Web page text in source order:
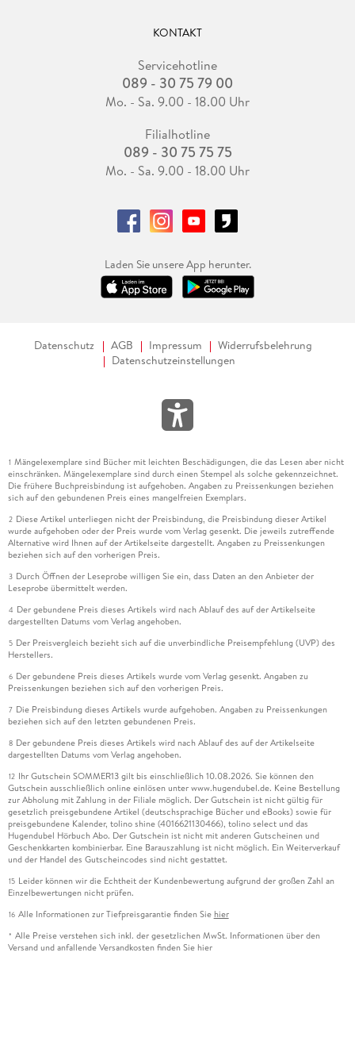
KONTAKT
Servicehotline
089 - 30 75 79 00
Mo. - Sa. 9.00 - 18.00 Uhr
Filialhotline
089 - 30 75 75 75
Mo. - Sa. 9.00 - 18.00 Uhr
Laden Sie unsere App herunter.
Datenschutz AGB Impressum
Widerrufsbelehrung
Datenschutzeinstellungen
1 Mängelexemplare sind Bücher mit leichten Beschädigungen, die das Lesen aber nicht
einschränken. Mängelexemplare sind durch einen Stempel als solche gekennzeichnet.
Die frühere Buchpreisbindung ist aufgehoben. Angaben zu Preissenkungen beziehen
sich auf den gebundenen Preis eines mangelfreien Exemplars.
2 Diese Artikel unterliegen nicht der Preisbindung, die Preisbindung dieser Artikel
wurde aufgehoben oder der Preis wurde vom Verlag gesenkt. Die jeweils zutreffende
Alternative wird Ihnen auf der Artikelseite dargestellt. Angaben zu Preissenkungen
beziehen sich auf den vorherigen Preis.
3 Durch Öffnen der Leseprobe willigen Sie ein, dass Daten an den Anbieter der
Leseprobe übermittelt werden.
4 Der gebundene Preis dieses Artikels wird nach Ablauf des auf der Artikelseite
dargestellten Datums vom Verlag angehoben.
5 Der Preisvergleich bezieht sich auf die unverbindliche Preisempfehlung (UVP) des
Herstellers.
6 Der gebundene Preis dieses Artikels wurde vom Verlag gesenkt. Angaben zu
Preissenkungen beziehen sich auf den vorherigen Preis.
7 Die Preisbindung dieses Artikels wurde aufgehoben. Angaben zu Preissenkungen
beziehen sich auf den letzten gebundenen Preis.
8 Der gebundene Preis dieses Artikels wird nach Ablauf des auf der Artikelseite
dargestellten Datums vom Verlag angehoben.
12 Ihr Gutschein SOMMER13 gilt bis einschließlich 10.08.2026. Sie können den
Gutschein ausschließlich online einlösen unter www.hugendubel.de. Keine Bestellung
zur Abholung mit Zahlung in der Filiale möglich. Der Gutschein ist nicht gültig für
gesetzlich preisgebundene Artikel (deutschsprachige Bücher und eBooks) sowie für
preisgebundene Kalender, tolino shine (4016621130466), tolino select und das
Hugendubel Hörbuch Abo. Der Gutschein ist nicht mit anderen Gutscheinen und
Geschenkkarten kombinierbar. Eine Barauszahlung ist nicht möglich. Ein Weiterverkauf
und der Handel des Gutscheincodes sind nicht gestattet.
15 Leider können wir die Echtheit der Kundenbewertung aufgrund der großen Zahl an
Einzelbewertungen nicht prüfen.
16 Alle Informationen zur Tiefpreisgarantie finden Sie hier
* Alle Preise verstehen sich inkl. der gesetzlichen MwSt. Informationen über den
Versand und anfallende Versandkosten finden Sie hier